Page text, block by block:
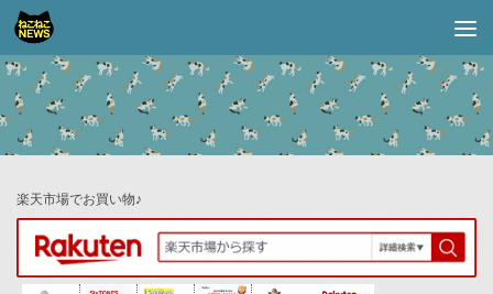
コンテンツへスキップ
楽天市場でお買い物♪